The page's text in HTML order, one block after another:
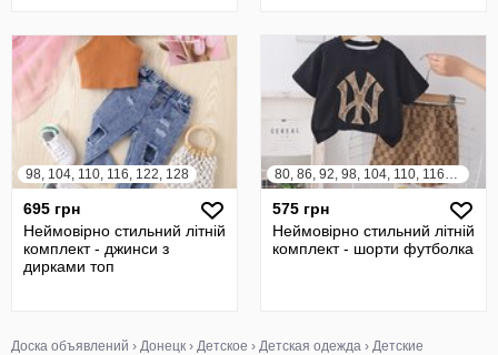
98, 104, 110, 116, 122, 128
695 грн
Неймовірно стильний літній
комплект - джинси з
дирками топ
80, 86, 92, 98, 104, 110, 116, 122
575 грн
Неймовірно стильний літній
комплект - шорти футболка
Доска объявлений › Донецк › Детское › Детская одежда › Детские